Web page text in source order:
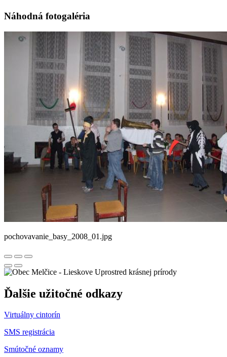
Náhodná fotogaléria
pochovavanie_basy_2008_01.jpg
Uprostred krásnej prírody
Ďalšie užitočné odkazy
Virtuálny cintorín
SMS registrácia
Smútočné oznamy